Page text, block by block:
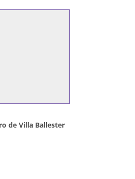
de Villa Ballester